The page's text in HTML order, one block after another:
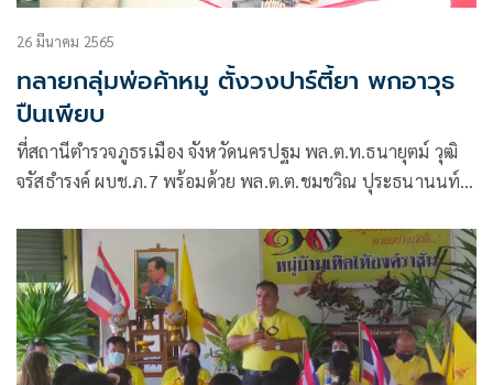
26 มีนาคม 2565
ทลายกลุ่มพ่อค้าหมู ตั้งวงปาร์ตี้ยา พกอาวุธ
ปืนเพียบ
ที่สถานีตำรวจภูธรเมือง จังหวัดนครปฐม พล.ต.ท.ธนายุตม์ วุฒิ
จรัสธำรงค์ ผบช.ภ.7 พร้อมด้วย พล.ต.ต.ชมชวิณ ปุระธนานนท์ผ